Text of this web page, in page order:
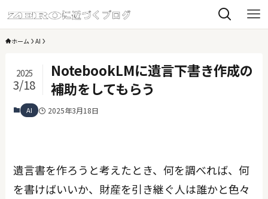
ホーム AI
NotebookLMに遺言下書き作成の
補助をしてもらう
2025
3/18
AI 2025年3月18日
遺言書を作ろうと考えたとき、何を調べれば、何
を書けばいいか、財産を引き継ぐ人は誰かと色々